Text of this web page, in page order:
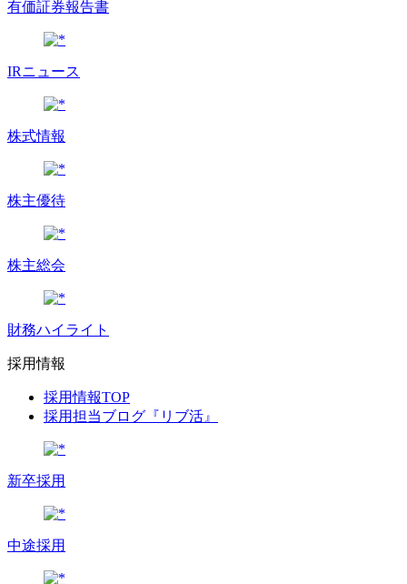
有価証券報告書
IRニュース
株式情報
株主優待
株主総会
財務ハイライト
採用情報
採用情報TOP
採用担当ブログ『リブ活』
新卒採用
中途採用